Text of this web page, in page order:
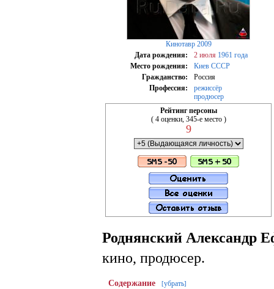
Кинотавр 2009
Дата рождения:
2 июля 1961 года
Место рождения:
Киев СССР
Гражданство:
Россия
Профессия:
режиссёр
продюсер
Рейтинг персоны
( 4 оценки, 345-е место )
9
Роднянский Александр
кино, продюсер.
Содержание [убрать]